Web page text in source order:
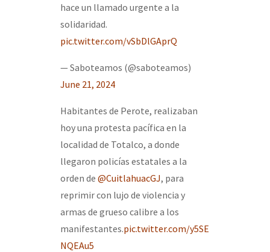
hace un llamado urgente a la
solidaridad.
pic.twitter.com/vSbDlGAprQ
— Saboteamos (@saboteamos)
June 21, 2024
Habitantes de Perote, realizaban
hoy una protesta pacífica en la
localidad de Totalco, a donde
llegaron policías estatales a la
orden de @CuitlahuacGJ, para
reprimir con lujo de violencia y
armas de grueso calibre a los
manifestantes.pic.twitter.com/y5SE
NQEAu5